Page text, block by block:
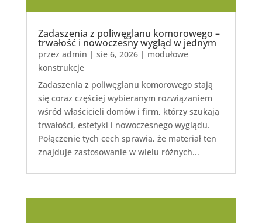
Zadaszenia z poliwęglanu komorowego –
trwałość i nowoczesny wygląd w jednym
przez admin | sie 6, 2026| modułowe
konstrukcje
Zadaszenia z poliwęglanu komorowego stają
się coraz częściej wybieranym rozwiązaniem
wśród właścicieli domów i firm, którzy szukają
trwałości, estetyki i nowoczesnego wyglądu.
Połączenie tych cech sprawia, że materiał ten
znajduje zastosowanie w wielu różnych...